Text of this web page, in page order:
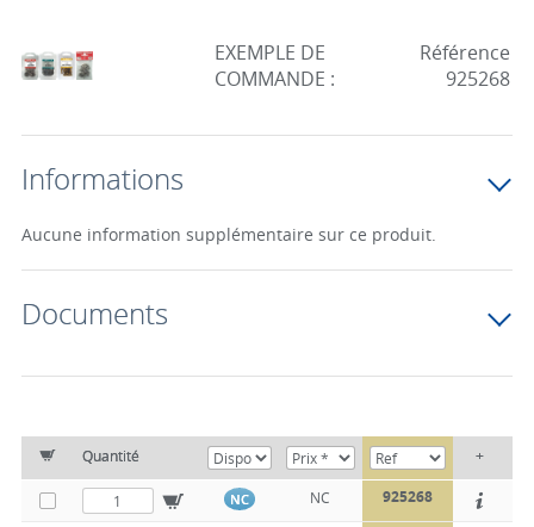
EXEMPLE DE
COMMANDE :
Référence
925268
Informations
Aucune information supplémentaire sur ce produit.
Documents
Quantité +
NC NC 925268